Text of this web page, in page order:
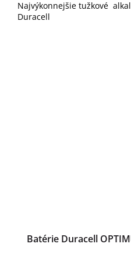
Najvýkonnejšie tužkové
Duracell
Batérie Duracell